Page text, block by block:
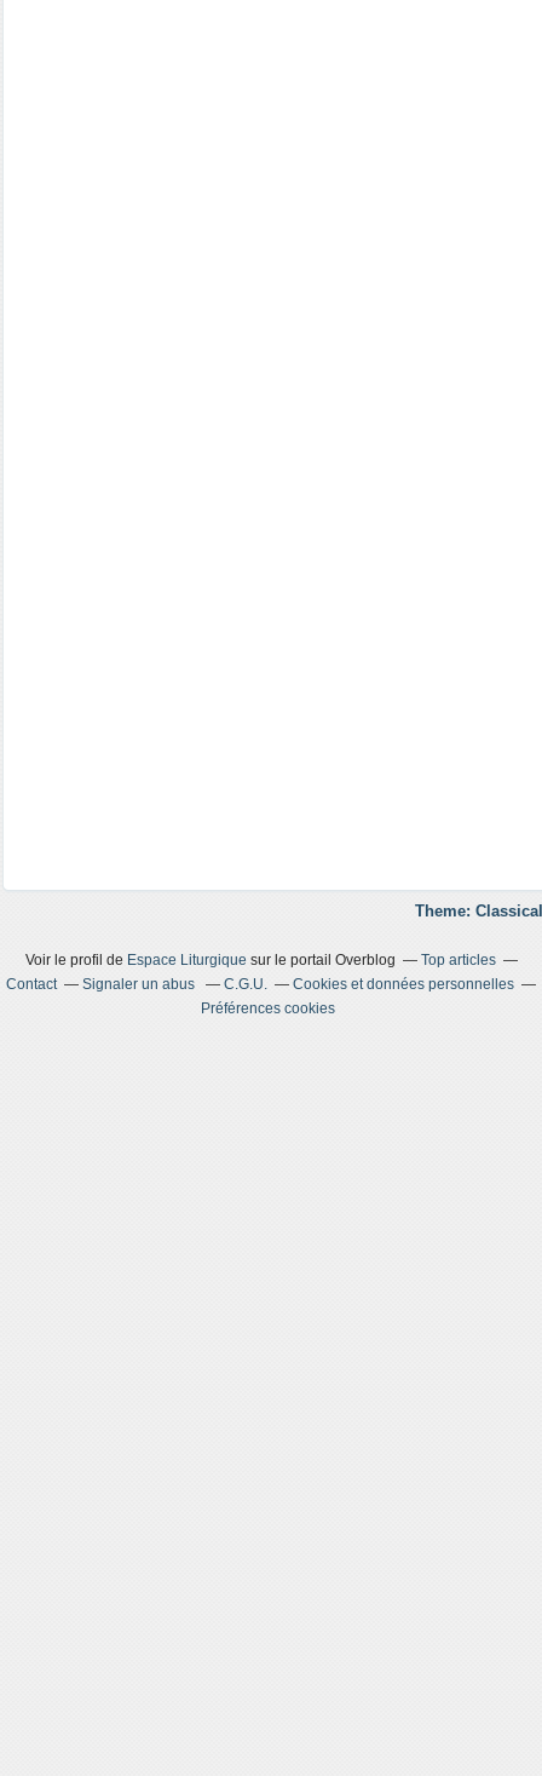
Theme:
Voir le profil de Espace Liturgiquesur le portail Overblog
Top articles
Contact
Signaler un abus C.G.U.
Cookies et données personnelles
Préférences cookies